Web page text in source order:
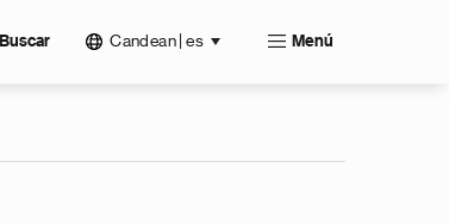
Buscar Candean | es Menú